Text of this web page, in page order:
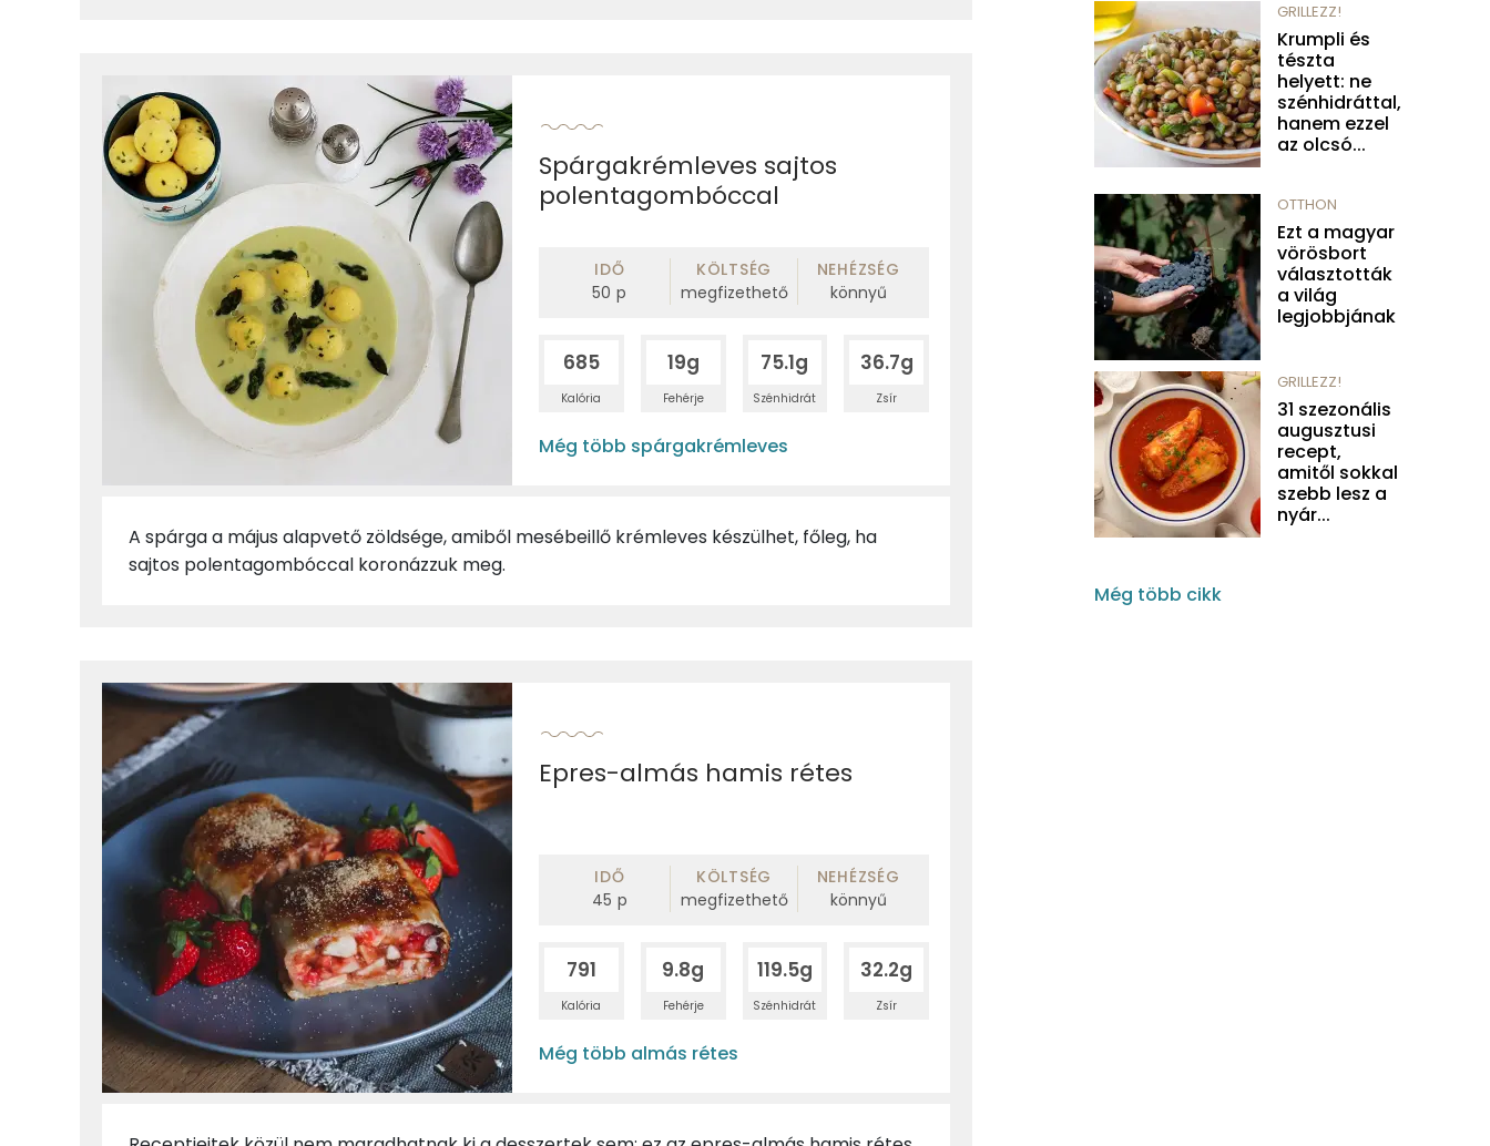
Spárgakrémleves sajtos
polentagombóccal
IDŐ
50 p
KÖLTSÉG
megfizethető
NEHÉZSÉG
könnyű
685
Kalória
19g
Fehérje
75.1g
Szénhidrát
36.7g
Zsír
Még több spárgakrémleves
A spárga a május alapvető zöldsége, amiből mesébeillő krémleves készülhet, főleg, ha
sajtos polentagombóccal koronázzuk meg.
Epres-almás hamis rétes
IDŐ
45 p
KÖLTSÉG
megfizethető
NEHÉZSÉG
könnyű
791
Kalória
9.8g
Fehérje
119.5g
Szénhidrát
32.2g
Zsír
Még több almás rétes
GRILLEZZ!
Krumpli és
tészta
helyett: ne
szénhidráttal,
hanem ezzel
az olcsó...
OTTHON
Ezt a magyar
vörösbort
választották
a világ
legjobbjának
GRILLEZZ!
31 szezonális
augusztusi
recept,
amitől sokkal
szebb lesz a
nyár...
Még több cikk